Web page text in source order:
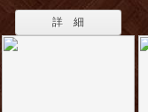
詳 細